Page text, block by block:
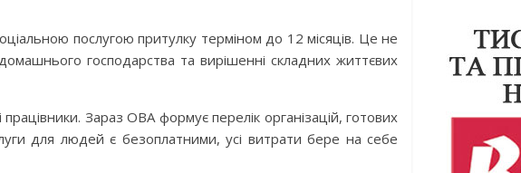
послугою притулку терміном до 12 місяців. Це не
господарства та вирішенні складних життєвих
Зараз ОВА формує перелік організацій, готових
для людей є безоплатними, усі витрати бере на себе